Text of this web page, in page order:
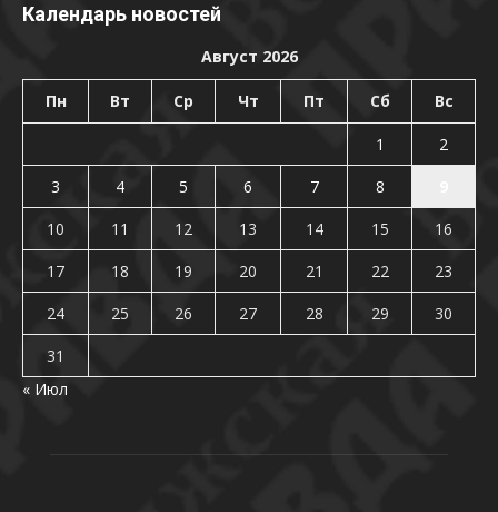
Календарь новостей
Август 2026
Пн Вт Ср Чт Пт Сб Вс
1
2
3
4 5 6 7 8
10
11 12 13 14 15
16
17
18 19 20 21 22
23
24
25 26 27 28 29
30
31
« Июл